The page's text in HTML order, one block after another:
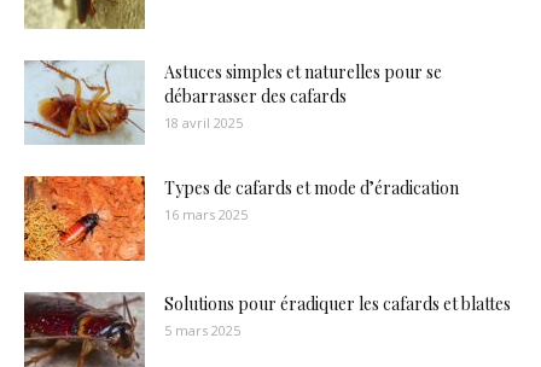
Astuces simples et naturelles pour se
débarrasser des cafards
18 avril 2025
Types de cafards et mode d’éradication
16 mars 2025
Solutions pour éradiquer les cafards et blattes
5 mars 2025